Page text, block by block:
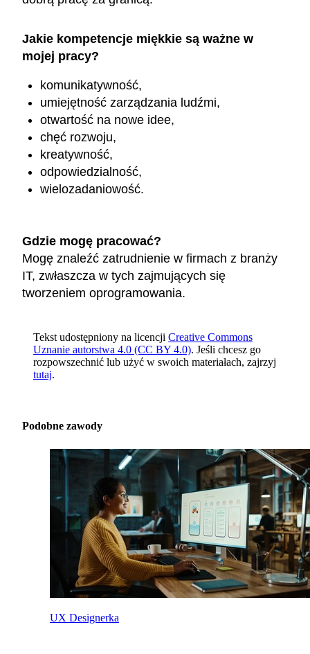
Jakie kompetencje miękkie są ważne w
mojej pracy?
komunikatywność,
umiejętność zarządzania ludźmi,
otwartość na nowe idee,
chęć rozwoju,
kreatywność,
odpowiedzialność,
wielozadaniowość.
Gdzie mogę pracować?
Mogę znaleźć zatrudnienie w firmach z branży
IT, zwłaszcza w tych zajmujących się
tworzeniem oprogramowania.
Tekst udostępniony na licencji Creative Commons
Uznanie autorstwa 4.0 (CC BY 4.0). Jeśli chcesz go
rozpowszechnić lub użyć w swoich materiałach, zajrzyj
tutaj.
Podobne zawody
UX Designerka